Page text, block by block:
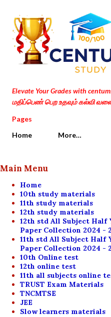
Skip to
Elevate Your Grades with
மதிப்பெண் பெற உதவும் கல்வி
Pages
Home
More…
Main Menu
Home
10th study materials
11th study materials
12th study materials
12th std All Subject Half
Paper Collection 2024 -
11th std All Subject Half
Paper Collection 2024 -
10th Online test
12th online test
11th all subjects online
TRUST Exam Materials
TNCMTSE
JEE
Slow learners materials